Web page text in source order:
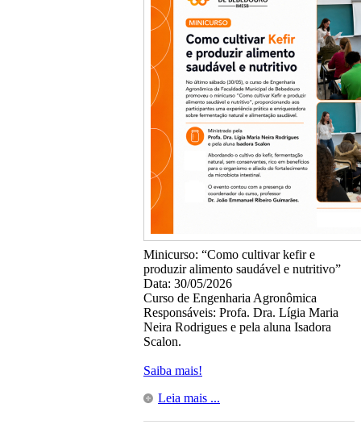
Minicurso: “Como cultivar kefir e
produzir alimento saudável e nutritivo”
Data: 30/05/2026
Curso de Engenharia Agronômica
Responsáveis: Profa. Dra. Lígia Maria
Neira Rodrigues e pela aluna Isadora
Scalon.
Saiba mais!
Leia mais ...